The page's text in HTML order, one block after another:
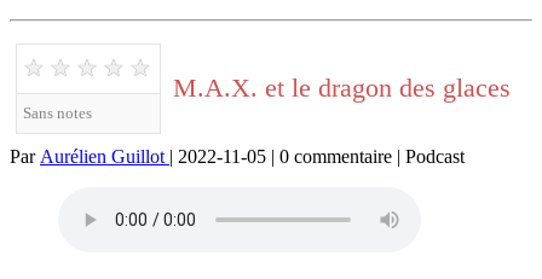
★ ★ ★ ★ ★
Sans notes
M.A.X. et le dragon des glaces
Par Aurélien Guillot | 2022-11-05 | 0 commentaire | Podcast